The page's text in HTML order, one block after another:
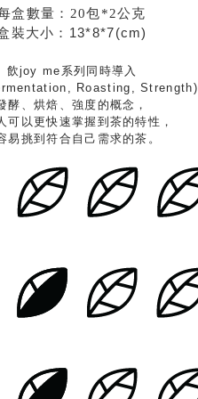
盒數量： 20包*2公克
裝大小： 13*8*7(cm)
飲joy me系列同時導入
Roasting, Strength)
酵、烘焙、強度的概念，
可以更快速掌握到茶的特性，
易挑到符合自己需求的茶。